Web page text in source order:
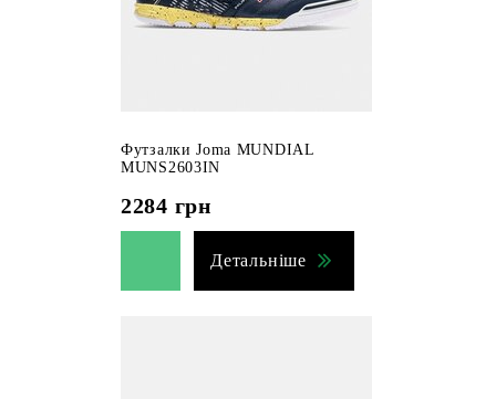
Футзалки Joma MUNDIAL
MUNS2603IN
2284 грн
Детальніше